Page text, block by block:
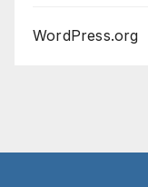
WordPress.org